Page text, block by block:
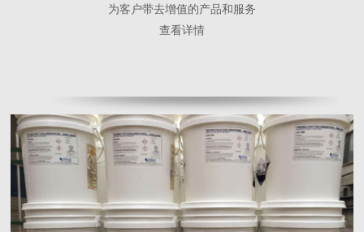
为客户带去增值的产品和服务
查看详情